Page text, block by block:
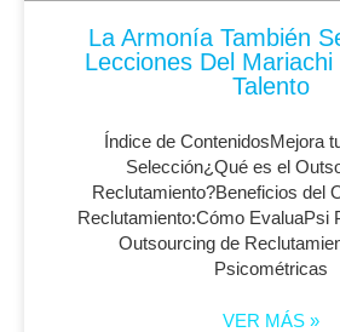
La Armonía También
Lecciones Del
Talento
Índice de ContenidosMejora
Selección¿Qué es el
Reclutamiento?Beneficios del
Reclutamiento:Cómo EvaluaPsi
Outsourcing de
Psicométricas
VER MÁS »